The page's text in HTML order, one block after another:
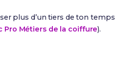
plus d’un tiers de ton temps
Pro Métiers de la coiffure).